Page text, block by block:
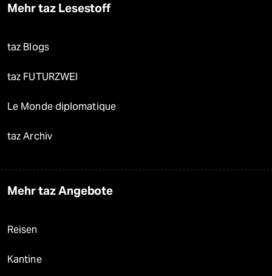
Mehr taz Lesestoff
taz Blogs
taz FUTURZWEI
Le Monde diplomatique
taz Archiv
Mehr taz Angebote
Reisen
Kantine